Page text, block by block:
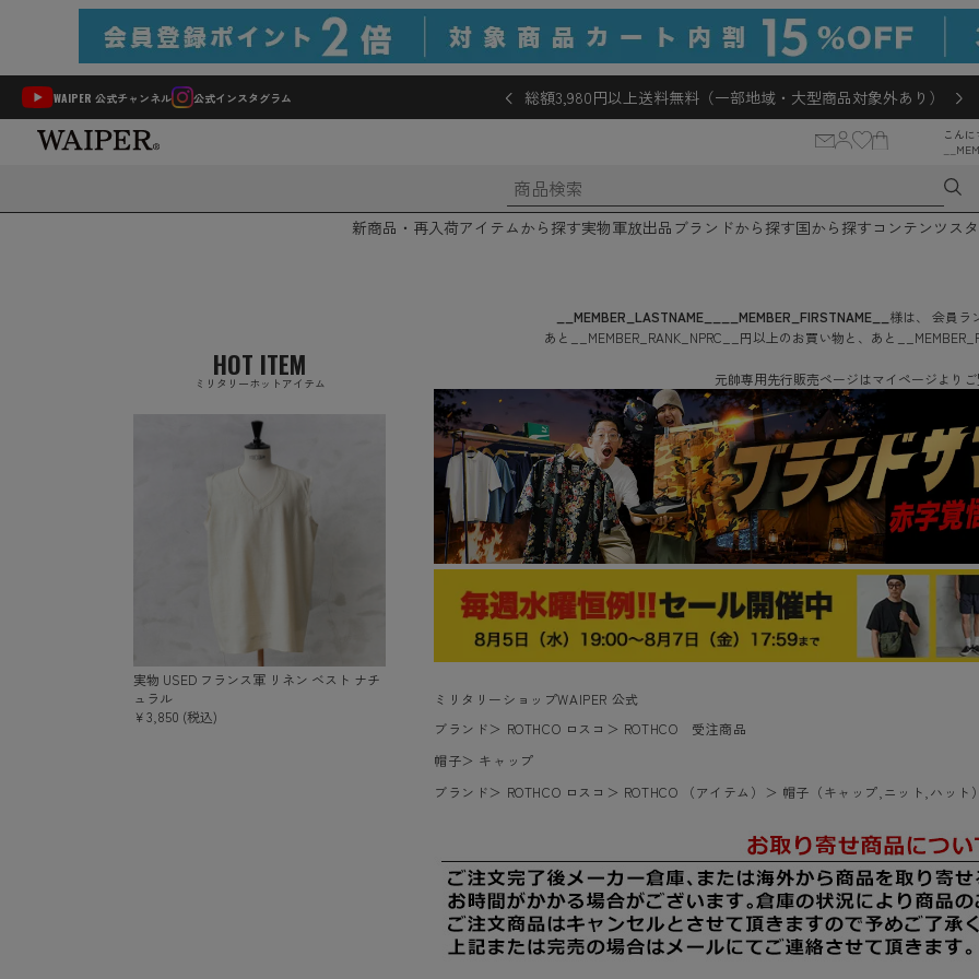
WAIPER 公式チャンネル 公式インスタグラム 総額3,980円以上送料無料（一部地域・大型商品対象外あり）
こん
新商品・再入荷アイテムから探す実物軍放出品 ブランドから探す国から探す コンテンツ ス
__MEMBER_LASTNAME__ __MEMBER_FIRSTNAME__ 様は、
会員ラ
あと
__MEMBER_RANK_NPRC__ 円以上のお買い物と、あと
元帥専用先行販売ページはマイページより
ミリタリーショップWAIPER 公式
ブランド＞ ROTHCO ロスコ ＞ ROTHCO 受注商品
帽子＞ キャップ
ブランド＞ ROTHCO ロスコ ＞ ROTHCO （アイテム） ＞ 帽子（キャップ,ニット,ハット
HOT ITEM
ミリタリーホットアイテム
実物 USED フランス軍 リネン ベスト ナチ
ュラル
￥3,850 (税込)